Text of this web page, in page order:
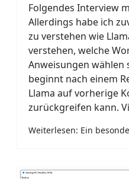
Folgendes Interview
Allerdings habe ich
zu verstehen wie
verstehen, welche
Anweisungen wählen
beginnt nach einem
Llama auf vorherige
zurückgreifen kann.
Weiterlesen: Ein